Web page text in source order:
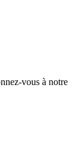
vous à notre